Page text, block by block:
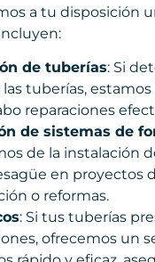
a tu disposición
de tuberías: Si
tuberías, estamos
reparaciones
de sistemas de
de la instalación
en proyectos
o reformas.
: Si tus tuberías
ofrecemos un